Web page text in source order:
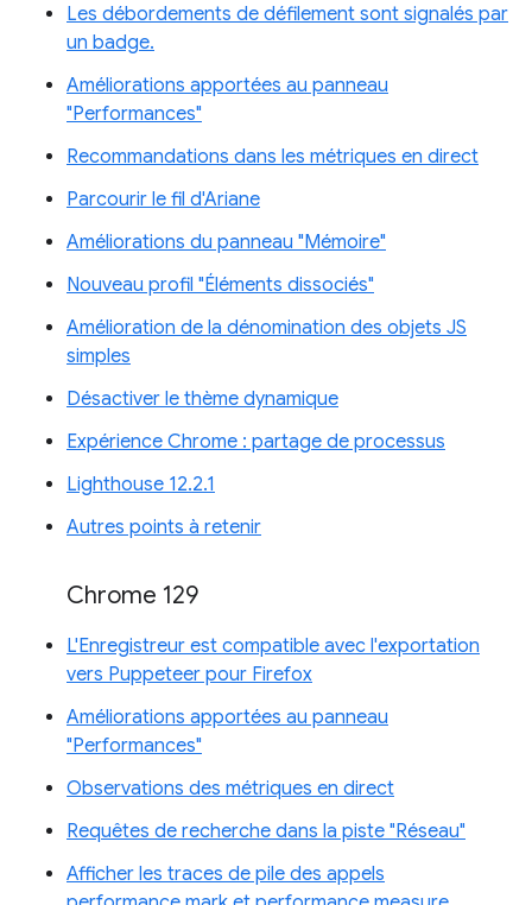
Les débordements de défilement sont signalés par
un badge.
Améliorations apportées au panneau
"Performances"
Recommandations dans les métriques en direct
Parcourir le fil d'Ariane
Améliorations du panneau "Mémoire"
Nouveau profil "Éléments dissociés"
Amélioration de la dénomination des objets JS
simples
Désactiver le thème dynamique
Expérience Chrome : partage de processus
Lighthouse 12.2.1
Autres points à retenir
Chrome 129
L'Enregistreur est compatible avec l'exportation
vers Puppeteer pour Firefox
Améliorations apportées au panneau
"Performances"
Observations des métriques en direct
Requêtes de recherche dans la piste "Réseau"
Afficher les traces de pile des appels